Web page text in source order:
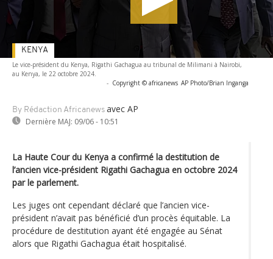
Le vice-président du Kenya, Rigathi Gachagua au tribunal de Milimani à Nairobi,
au Kenya, le 22 octobre 2024.
- Copyright © africanews AP Photo/Brian Inganga
By Rédaction Africanews avec AP
Dernière MAJ: 09/06 - 10:51
KENYA
La Haute Cour du Kenya a confirmé la destitution de
l’ancien vice-président Rigathi Gachagua en octobre 2024
par le parlement.
Les juges ont cependant déclaré que l’ancien vice-
président n’avait pas bénéficié d’un procès équitable. La
procédure de destitution ayant été engagée au Sénat
alors que Rigathi Gachagua était hospitalisé.